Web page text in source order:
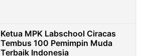
Ketua MPK Labschool Ciracas
Tembus 100 Pemimpin Muda
Terbaik Indonesia